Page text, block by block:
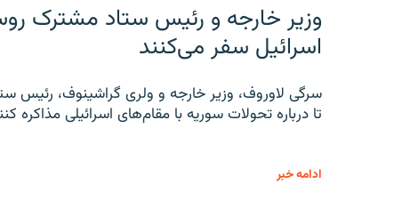
وزیر خارجه و رئیس‌ ستاد مشترک
اسرائیل سفر می‌کنند
سرگی لاوروف، وزیر خارجه و ولری گراشینوف، رئیس
تا درباره تحولات سوریه با مقام‌های اسرائیلی مذاکره
ادامه خبر